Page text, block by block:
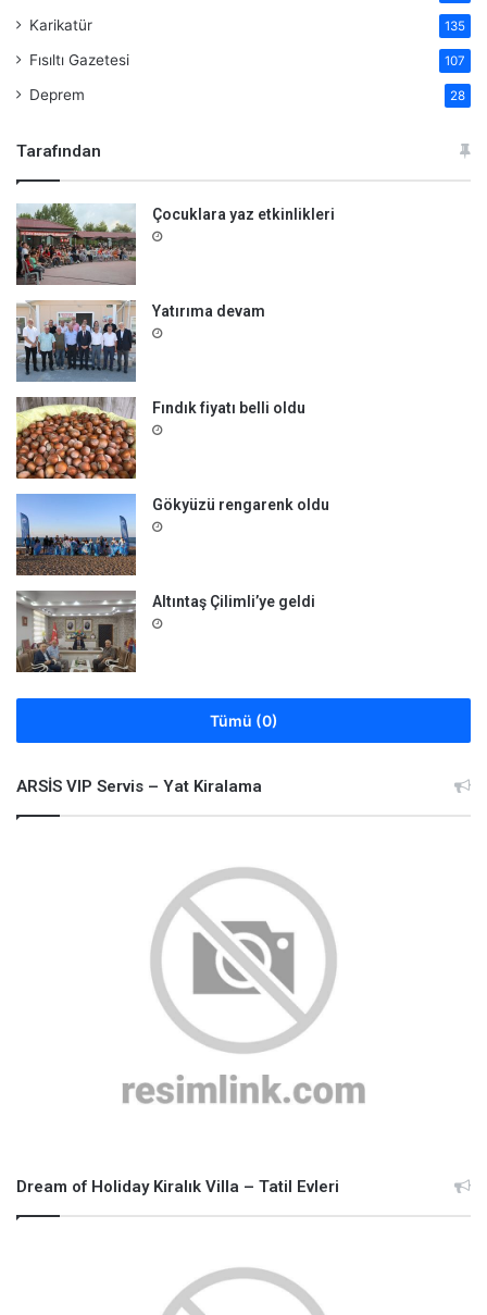
Karikatür 135
Fısıltı Gazetesi 107
Deprem 28
Tarafından
Çocuklara yaz etkinlikleri
Yatırıma devam
Fındık fiyatı belli oldu
Gökyüzü rengarenk oldu
Altıntaş Çilimli’ye geldi
Tümü (0)
ARSİS VIP Servis – Yat Kiralama
Dream of Holiday Kiralık Villa – Tatil Evleri